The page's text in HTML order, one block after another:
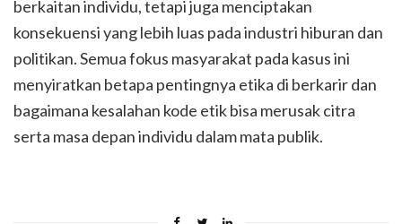
berkaitan individu, tetapi juga menciptakan
konsekuensi yang lebih luas pada industri hiburan dan
politikan. Semua fokus masyarakat pada kasus ini
menyiratkan betapa pentingnya etika di berkarir dan
bagaimana kesalahan kode etik bisa merusak citra
serta masa depan individu dalam mata publik.